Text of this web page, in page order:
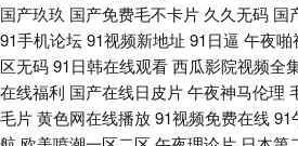
国产玖玖 国产免费毛不卡片 久久无码 国
91手机论坛91视频新地址 91日逼 午夜啪
区无码91日韩在线观看西瓜影院视频全
在线福利 国产在线日皮片午夜神马伦理
毛片黄色网在线播放91视频免费在线91